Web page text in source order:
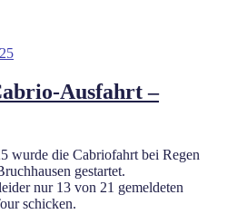
Ausfahrt –
wurde die Cabriofahrt bei Regen
gestartet.
nur 13 von 21 gemeldeten
schicken.